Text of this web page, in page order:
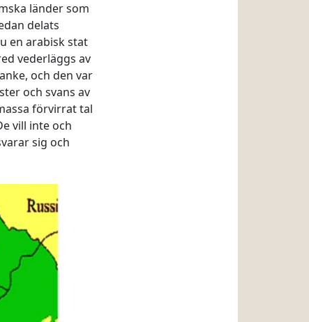
länder som
delats
en arabisk stat
vederläggs av
och den var
och svans av
förvirrat tal
vill inte och
sig och